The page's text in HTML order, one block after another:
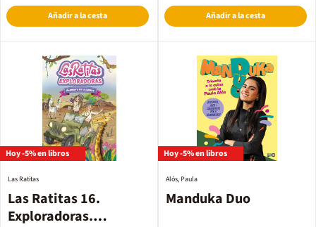
Añadir a la cesta Añadir a la cesta
Hoy -5% en libros
Las Ratitas 16.
Exploradoras.
Las Ratitas
Hoy -5% en libros
Manduka Duo
Alós, Paula